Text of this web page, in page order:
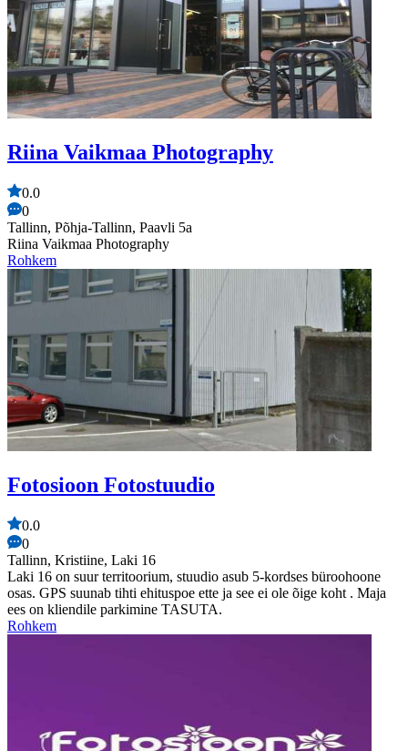
Riina Vaikmaa Photography
0.0
0
Tallinn, Põhja-Tallinn, Paavli 5a
Riina Vaikmaa Photography
Rohkem
Fotosioon Fotostuudio
0.0
0
Tallinn, Kristiine, Laki 16
Laki 16 on suur territoorium, stuudio asub 5-kordses büroohoone
osas. GPS suunab tihti ehituspoe ette ja see ei ole õige koht . Maja
ees on kliendile parkimine TASUTA.
Rohkem